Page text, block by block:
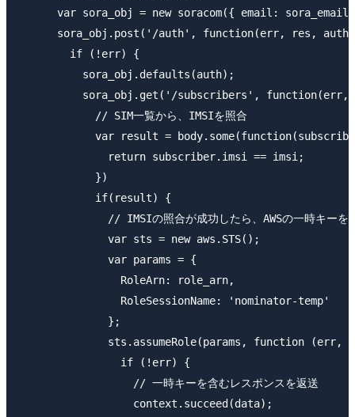
var sora_obj = new soracom({ email:
sora_obj.post('/auth', function(err, res,
        if (!err) {
          sora_obj.defaults(auth);
sora_obj.get('/subscribers', function(err,
            // SIM一覧から、IMSIを照合
var result =
              return subscriber.imsi == imsi;
            })
            if(result) {
// IMSIの照合が成功したら、AWSの一時キーを
              var sts = new aws.STS();
              var params = {
                RoleArn: role_arn,
                RoleSessionName: 'nominator-temp'
              };
sts.assumeRole(params, function (err,
                if (!err) {
                  // 一時キーを含むレスポンスを返送
                  context.succeed(data);